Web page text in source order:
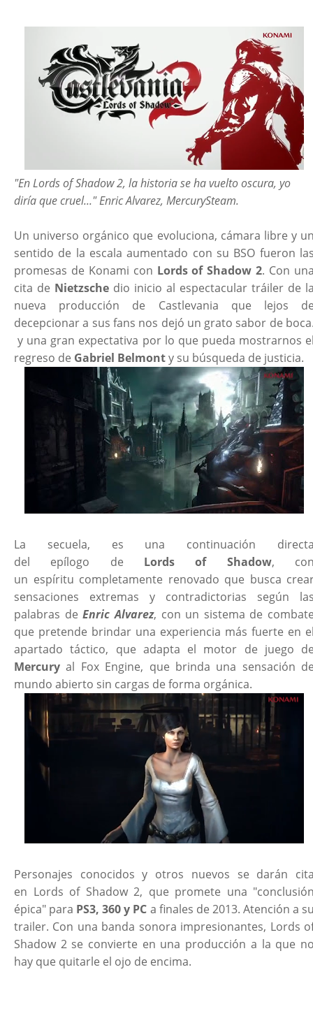
"En Lords of Shadow 2, la historia se ha vuelto oscura, yo
diría que cruel..." Enric Alvarez, MercurySteam.
Un universo orgánico que evoluciona, cámara libre y
sentido de la escala aumentado con su BSO fueron
promesas de Konami con Lords of Shadow 2. Con
cita de Nietzsche dio inicio al espectacular tráiler de
nueva producción de Castlevania que lejos
decepcionar a sus fans nos dejó un grato sabor de
y una gran expectativa por lo que pueda mostrarnos
regreso de Gabriel Belmonty su búsqueda de justicia.
La secuela, es una continuación
del epílogo de Lords of Shadow,
un espíritu completamente renovado que busca
sensaciones extremas y contradictorias según
palabras deEnric Alvarez, con un sistema de
que pretende brindar una experiencia más fuerte en
apartado táctico, que adapta el motor de juego
Mercury al Fox Engine, que brinda una sensación
mundo abierto sin cargas de forma orgánica.
Personajes conocidos y otros nuevos se darán
en Lords of Shadow 2, que promete una
épica" para PS3, 360 y PC a finales de 2013. Atención a
trailer. Con una banda sonora impresionantes, Lords
Shadow 2 se convierte en una producción a la que
hay que quitarle el ojo de encima.